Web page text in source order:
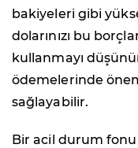
bakiyeleri gibi
dolarınızı bu
kullanmayı
ödemelerinde
sağlayabilir.
Bir acil durum